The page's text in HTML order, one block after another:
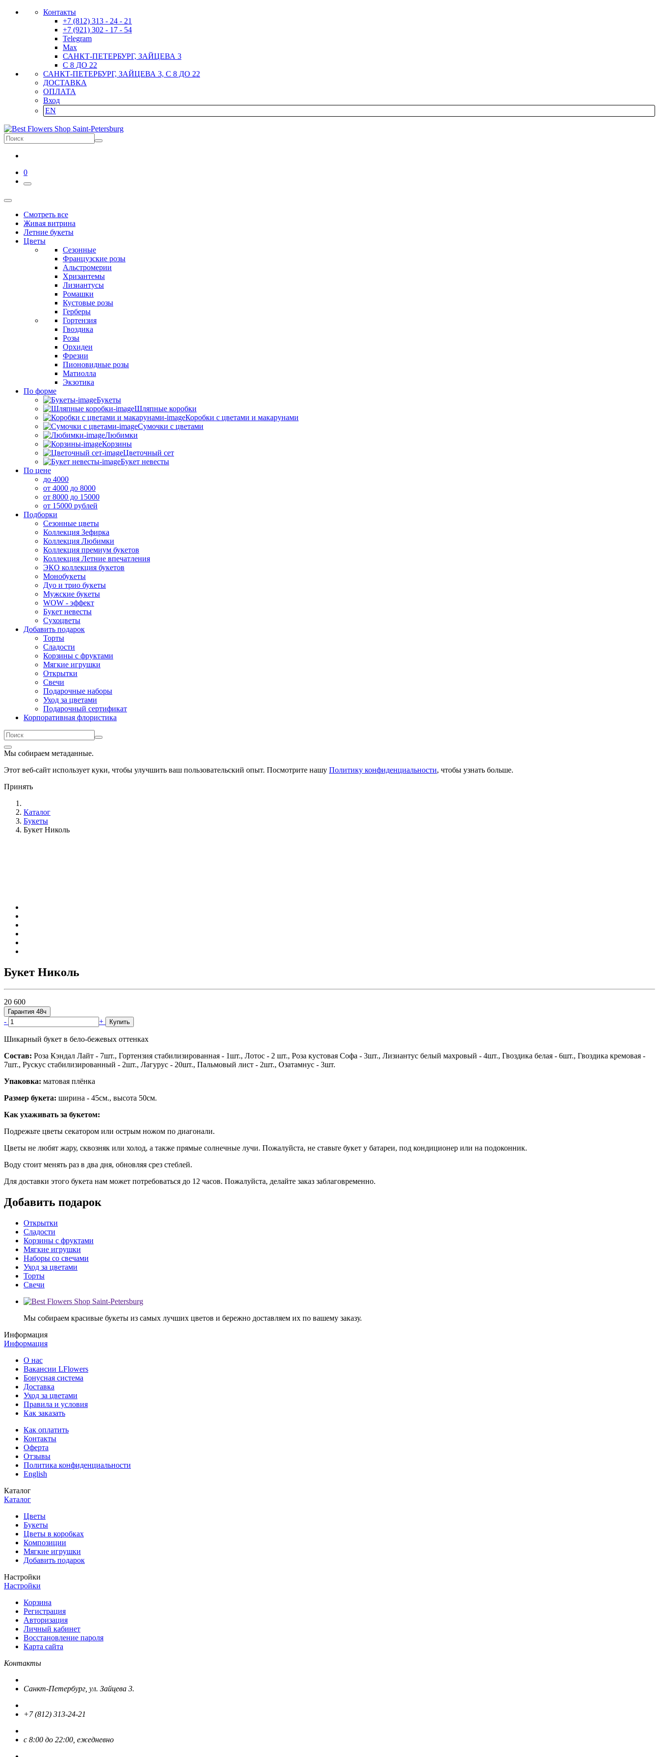
Контакты
+7 (812) 313 - 24 - 21
+7 (921) 302 - 17 - 54
Telegram
Max
САНКТ-ПЕТЕРБУРГ, ЗАЙЦЕВА 3
С 8 ДО 22
САНКТ-ПЕТЕРБУРГ, ЗАЙЦЕВА 3, С 8 ДО 22
ДОСТАВКА
ОПЛАТА
Вход
EN
0
Смотреть все
Живая витрина
Летние букеты
Цветы
Сезонные
Французские розы
Альстромерии
Хризантемы
Лизиантусы
Ромашки
Кустовые розы
Герберы
Гортензия
Гвоздика
Розы
Орхидеи
Фрезии
Пионовидные розы
Матиолла
Экзотика
По форме
Букеты
Шляпные коробки
Коробки с цветами и макарунами
Сумочки с цветами
Любимки
Корзины
Цветочный сет
Букет невесты
По цене
до 4000
от 4000 до 8000
от 8000 до 15000
от 15000 рублей
Подборки
Сезонные цветы
Коллекция Зефирка
Коллекция Любимки
Коллекция премиум букетов
Коллекция Летние впечатления
ЭКО коллекция букетов
Монобукеты
Дуо и трио букеты
Мужские букеты
WOW - эффект
Букет невесты
Сухоцветы
Добавить подарок
Торты
Сладости
Корзины с фруктами
Мягкие игрушки
Открытки
Свечи
Подарочные наборы
Уход за цветами
Подарочный сертификат
Корпоративная флористика
Мы собираем метаданные.
Этот веб-сайт использует куки, чтобы улучшить ваш пользовательский опыт. Посмотрите нашу Политику конфиденциальности, чтобы узнать больше.
Принять
Каталог
Букеты
Букет Николь
Букет Николь
20 600
Гарантия 48ч
- + Купить
Шикарный букет в бело-бежевых оттенках
Состав: Роза Кэндал Лайт - 7шт., Гортензия стабилизированная - 1шт., Лотос - 2 шт., Роза кустовая Софа - 3шт., Лизиантус белый махровый - 4шт., Гвоздика белая - 6шт., Гвоздика кремовая -
7шт., Рускус стабилизированный - 2шт., Лагурус - 20шт., Пальмовый лист - 2шт., Озатамнус - 3шт.
Упаковка: матовая плёнка
Размер букета: ширина - 45см., высота 50см.
Как ухаживать за букетом:
Подрежьте цветы секатором или острым ножом по диагонали.
Цветы не любят жару, сквозняк или холод, а также прямые солнечные лучи. Пожалуйста, не ставьте букет у батареи, под кондиционер или на подоконник.
Воду стоит менять раз в два дня, обновляя срез стеблей.
Для доставки этого букета нам может потребоваться до 12 часов. Пожалуйста, делайте заказ заблаговременно.
Добавить подарок
Открытки
Сладости
Корзины с фруктами
Мягкие игрушки
Наборы со свечами
Уход за цветами
Торты
Свечи
Мы собираем красивые букеты из самых лучших цветов и бережно доставляем их по вашему заказу.
Информация
Информация
О нас
Вакансии LFlowers
Бонусная система
Доставка
Уход за цветами
Правила и условия
Как заказать
Как оплатить
Контакты
Оферта
Отзывы
Политика конфиденциальности
English
Каталог
Каталог
Цветы
Букеты
Цветы в коробках
Композиции
Мягкие игрушки
Добавить подарок
Настройки
Настройки
Корзина
Регистрация
Авторизация
Личный кабинет
Восстановление пароля
Карта сайта
Контакты
Санкт-Петербург, ул. Зайцева 3.
+7 (812) 313-24-21
с 8:00 до 22:00, ежедневно